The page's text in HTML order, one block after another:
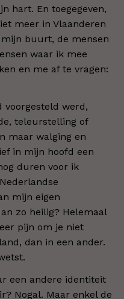
hart. En toegegeven,
meer in Vlaanderen
buurt, de mensen
waar ik mee
en me af te vragen:
voorgesteld werd,
teleurstelling of
maar walging en
in mijn hoofd een
duren voor ik
mijn eigen
zo heilig? Helemaal
pijn om je niet
dan in een ander.
een andere identiteit
Nogal. Maar enkel de